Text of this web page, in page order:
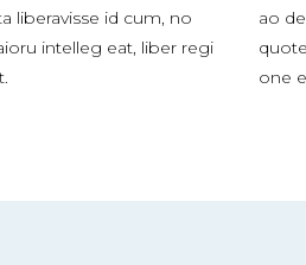
liberavisse id cum, no
intelleg eat, liber regi
ao
one